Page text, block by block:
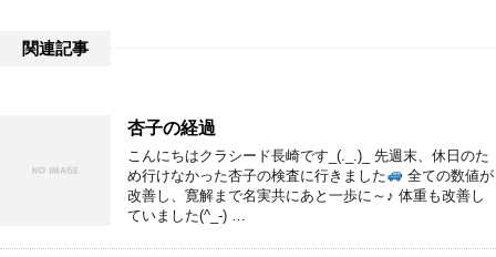
関連記事
杏子の経過
こんにちはクラシード長崎です_(._.)_ 先週末、休日のた
め行けなかった杏子の検査に行きました
全ての数値が
改善し、寛解まで名実共にあと一歩に～♪ 体重も改善し
ていました(^_-) …